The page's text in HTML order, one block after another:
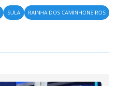
SULA RAINHA DOS CAMINHONEIROS